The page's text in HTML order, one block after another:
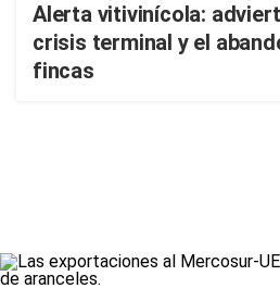
Alerta vitivinícola:
crisis terminal y el
fincas